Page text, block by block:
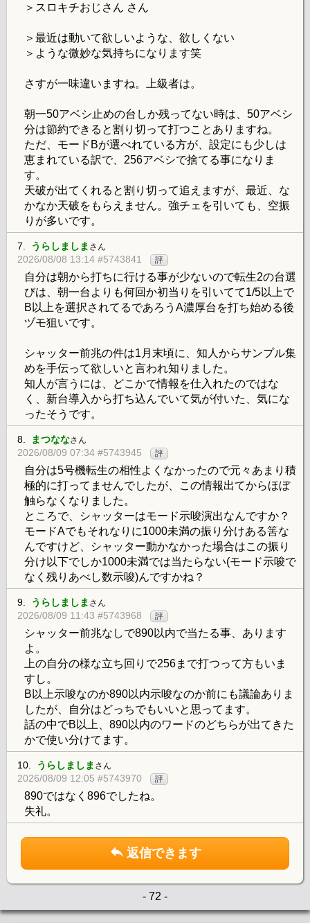
＞スロキチおじさん さん
＞最近は動いて欲しいような、欲しくない
＞ような微妙な気持ちになります笑
さすが一味違いますね。上級者は。
朝一50アベシ止めの台しか残ってない時は、50アベシ
分は節約できると割り切って打つことありますね。
ただ、モードBが選べれている方が、設定にも少しは
恵まれている訳で、256アベシで捨てる事になりま
す。
天破が出てくれると割り切って追えますが、最近、な
かなか天破をもらえません。強チェを引いても、空振
りが多いです。
7. うらしましま さん
2026/08/08 13:14 #5743841 評
自分は朝から打ちに行ける事が少ないので転生2の台選
びは、朝一台よりも何回か初当りを引いてて1/5以上で
B以上を選択されてるであろうA濃厚台を打ち始める後
ヅモ狙いです。
シャッター前兆の件は1月末頃に、知人からサンプル集
めを手伝って欲しいと言われ知りました。
知人が言うには、どこかで情報を仕入れたのではな
く、新台導入から打ち込んでいて気が付いた、気にな
ったそうです。
8. まつななさん
2026/08/09 07:34 #5743945 評
自分は5号機転生の相性よくなかったので元々あまり積
極的に打ってませんでしたが、この情報出てからほぼ
触らなくなりました。
ところで、シャッターはモード示唆演出なんですか？
モードAでもそれなりに1000未満の振り分けある筈な
んですけど、シャッター動かなかった場合はこの振り
分け以下でしか1000未満では当たらない(モード示唆で
なく残りあべし数示唆)んですかね？
9. うらしましま さん
2026/08/09 11:43 #5743968 評
シャッター前兆なしで890以内で当たる事、あります
よ。
上の自分の様な立ち回りで256まで打つって方もいま
すし。
B以上示唆なのか890以内示唆なのか前にも議論ありま
したが、自分はどっちでもいいと思ってます。
話の中でB以上、890以内のワードのどちらが出てきた
かで使い分けてます。
10. うらしましま さん
2026/08/09 12:05 #5743970 評
890ではなく896でしたね。
失礼。
返信できます
- 72 -